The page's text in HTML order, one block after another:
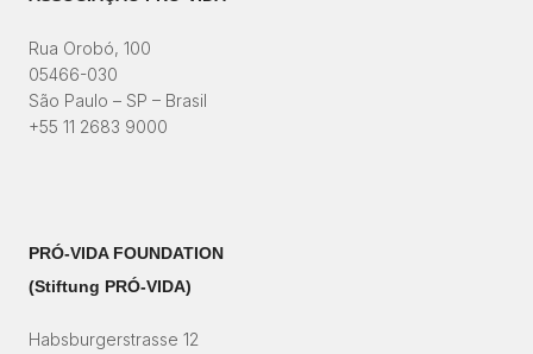
Rua Orobó, 100
05466-030
São Paulo – SP – Brasil
+55 11 2683 9000
PRÓ-VIDA FOUNDATION
(Stiftung PRÓ-VIDA)​
Habsburgerstrasse 12